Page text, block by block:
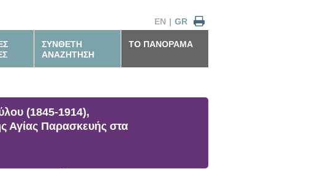
GR
|
EN
ΣΥΝΘΕΤΗ
ΑΝΑΖΗΤΗΣΗ
ΤΟ ΠΑΝΟΡΑΜΑ
(1845-1914),
Αγίας Παρασκευής στα